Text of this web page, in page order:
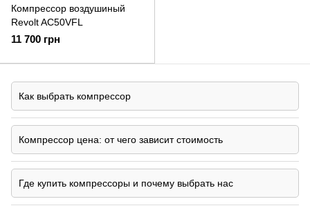
Компрессор воздушиный
Revolt AC50VFL
11 700 грн
Как выбрать компрессор
Компрессор цена: от чего зависит стоимость
Где купить компрессоры и почему выбрать нас